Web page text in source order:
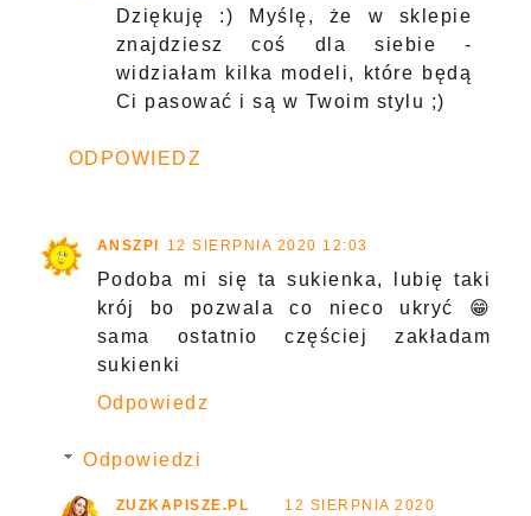
Dziękuję :) Myślę, że w sklepie
znajdziesz coś dla siebie -
widziałam kilka modeli, które będą
Ci pasować i są w Twoim stylu ;)
ODPOWIEDZ
ANSZPI 12 SIERPNIA 2020 12:03
Podoba mi się ta sukienka, lubię taki
krój bo pozwala co nieco ukryć 😁
sama ostatnio częściej zakładam
sukienki
Odpowiedz
Odpowiedzi
ZUZKAPISZE.PL
12 SIERPNIA 2020